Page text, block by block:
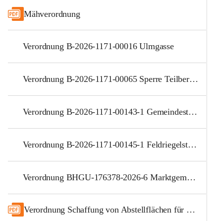
Mähverordnung
Verordnung B-2026-1171-00016 Ulmgasse
Verordnung B-2026-1171-00065 Sperre Teilbereich des Radweges R14
Verordnung B-2026-1171-00143-1 Gemeindestraße Teichstraße
Verordnung B-2026-1171-00145-1 Feldriegelstraße und Josef-Mihalits-Straße
Verordnung BHGU-176378-2026-6 Marktgemeinde Lieboch, B70
Verordnung Schaffung von Abstellflächen für KFZ